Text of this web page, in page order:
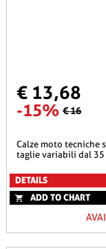
€ 13,68
-15% € 16
calze moto tecniche sportive invernali nere e arancioni xtech
taglie variabili dal 35
DETAILS
ADD TO CHART